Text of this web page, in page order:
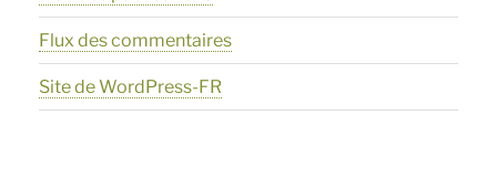
Flux des commentaires
Site de WordPress-FR